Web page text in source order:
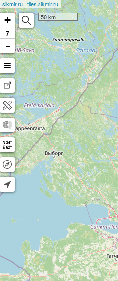
sikmir.ru | tiles.sikmir.ru
+
7
-
50 km